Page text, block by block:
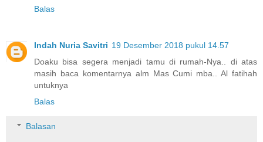
Balas
Indah Nuria Savitri 19 Desember 2018 pukul 14.57
Doaku bisa segera menjadi tamu di rumah-Nya.. di atas
masih baca komentarnya alm Mas Cumi mba.. Al fatihah
untuknya
Balas
Balasan